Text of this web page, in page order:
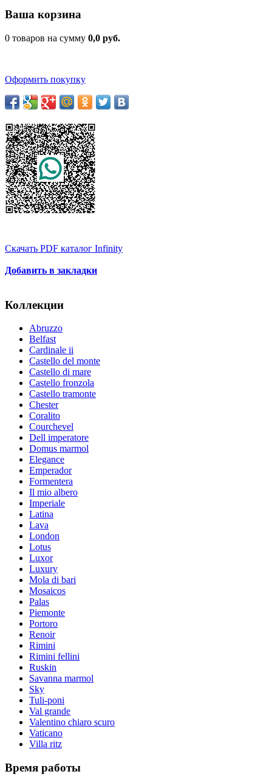
Ваша корзина
0 товаров на сумму 0,0 руб.
Оформить покупку
Скачать PDF каталог Infinity
Добавить в закладки
Коллекции
Abruzzo
Belfast
Cardinale ii
Castello del monte
Castello di mare
Castello fronzola
Castello tramonte
Chester
Coralito
Courchevel
Dell imperatore
Domus marmol
Elegance
Emperador
Formentera
Il mio albero
Imperiale
Latina
Lava
London
Lotus
Luxor
Luxury
Mola di bari
Mosaicos
Palas
Piemonte
Portoro
Renoir
Rimini
Rimini fellini
Ruskin
Savanna marmol
Sky
Tuli-poni
Val grande
Valentino chiaro scuro
Vaticano
Villa ritz
Время работы